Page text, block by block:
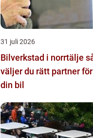
31 juli 2026
Bilverkstad i norrtälje så
väljer du rätt partner för
din bil